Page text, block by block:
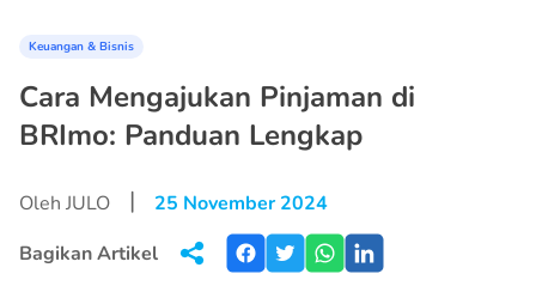
Keuangan & Bisnis
Cara Mengajukan Pinjaman di
BRImo: Panduan Lengkap
Oleh JULO |
25 November 2024
Bagikan Artikel